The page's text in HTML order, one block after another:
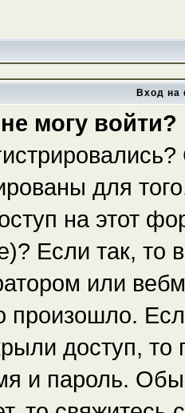
Вход на
могу войти?
для
на этот
Если так, то
или
произошло.
доступ,
и пароль.